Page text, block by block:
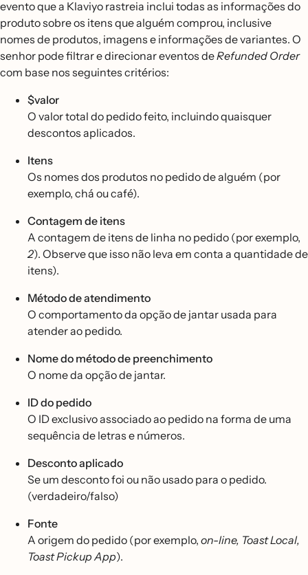
evento que a Klaviyo rastreia inclui todas as informações do
produto sobre os itens que alguém comprou, inclusive
nomes de produtos, imagens e informações de variantes. O
senhor pode filtrar e direcionar eventos deRefunded Order
com base nos seguintes critérios:
$valor
O valor total do pedido feito, incluindo quaisquer
descontos aplicados.
Itens
Os nomes dos produtos no pedido de alguém (por
exemplo, chá ou café).
Contagem de itens
A contagem de itens de linha no pedido (por exemplo,
2). Observe que isso não leva em conta a quantidade de
itens).
Método de atendimento
O comportamento da opção de jantar usada para
atender ao pedido.
Nome do método de preenchimento
O nome da opção de jantar.
ID do pedido
O ID exclusivo associado ao pedido na forma de uma
sequência de letras e números.
Desconto aplicado
Se um desconto foi ou não usado para o pedido.
(verdadeiro/falso)
Fonte
A origem do pedido (por exemplo, on-line, Toast Local,
Toast Pickup App).